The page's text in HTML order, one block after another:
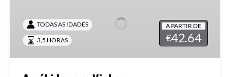
A PARTIR DE
€42.64
TODAS AS IDADES
3,5 HORAS